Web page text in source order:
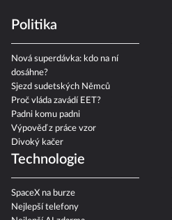
Politika
Nová superdávka: kdo na ní
dosáhne?
Sjezd sudetských Němců
Proč vláda zavádí EET?
Padni komu padni
Výpověď z práce vzor
Divoký kačer
Technologie
SpaceX na burze
Nejlepší telefony